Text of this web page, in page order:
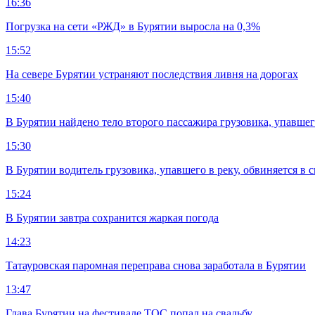
Погрузка на сети «РЖД» в Бурятии выросла на 0,3%
15:52
На севере Бурятии устраняют последствия ливня на дорогах
15:40
В Бурятии найдено тело второго пассажира грузовика,
15:30
В Бурятии водитель грузовика, упавшего в реку, обвиняется в
15:24
В Бурятии завтра сохранится жаркая погода
14:23
Татауровская паромная переправа снова заработала в Бурятии
13:47